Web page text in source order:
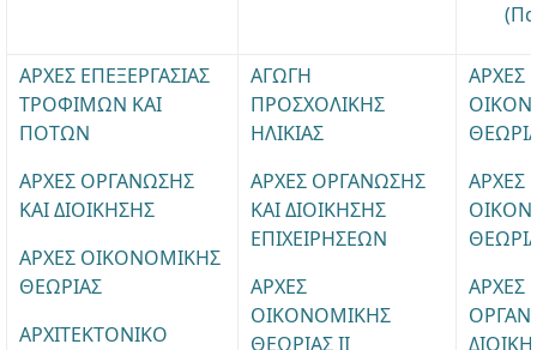
ΑΡΧΕΣ ΕΠΕΞΕΡΓΑΣΙΑΣ
ΤΡΟΦΙΜΩΝ ΚΑΙ
ΠΟΤΩΝ
ΑΡΧΕΣ ΟΡΓΑΝΩΣΗΣ
ΚΑΙ ΔΙΟΙΚΗΣΗΣ
ΑΡΧΕΣ ΟΙΚΟΝΟΜΙΚΗΣ
ΘΕΩΡΙΑΣ
ΑΡΧΙΤΕΚΤΟΝΙΚΟ
ΑΓΩΓΗ
ΠΡΟΣΧΟΛΙΚΗΣ
ΗΛΙΚΙΑΣ
ΑΡΧΕΣ ΟΡΓΑΝΩΣΗΣ
ΚΑΙ ΔΙΟΙΚΗΣΗΣ
ΕΠΙΧΕΙΡΗΣΕΩΝ
ΑΡΧΕΣ
ΟΙΚΟΝΟΜΙΚΗΣ
ΘΕΩΡΙΑΣ ΙΙ
ΑΡΧΕΣ
ΑΡΧΕΣ
ΑΡΧΕΣ